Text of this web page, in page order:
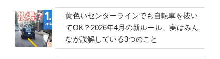
黄色いセンターラインでも自転車を抜い
てOK？2026年4月の新ルール、実はみん
なが誤解している3つのこと